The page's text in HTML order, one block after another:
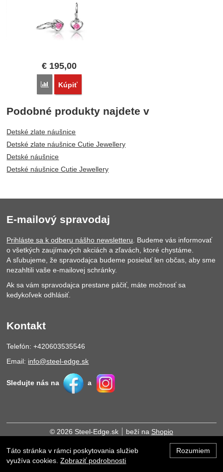
Táto stránka v rámci poskytovania služieb
využíva cookies.Zobraziť podrobnosti
Rozumiem
€ 195,00
Porovnať
Kúpiť
Podobné produkty najdete v
Detské zlate náušnice
Detské zlate náušnice Cutie Jewellery
Detské náušnice
Detské náušnice Cutie Jewellery
E-mailový spravodaj
Prihláste sa k odberu nášho newsletteru . Budeme vás informovať
o všetkých zaujímavých akciách a zľavách, ktoré chystáme.
A sľubujeme, že spravodajca budeme posielať len občas, aby sme
nezahltili vaše e-mailovej schránky.
Ak sa vám spravodajca prestane páčiť, máte možnosť sa
kedykoľvek odhlásiť.
Kontakt
Telefón: +420603535546
Email: info@steel-edge.sk
Sledujte nás na a
© 2026 Steel-Edge.sk beží na Shopio
Hore